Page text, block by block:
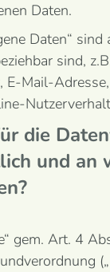
Daten.
Daten“
sind,
E-Mail-
die
und an
gem. Art. 4